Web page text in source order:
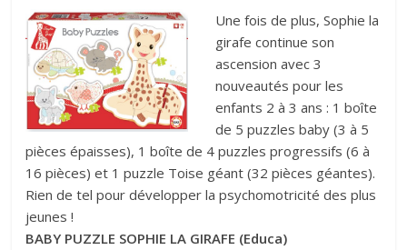
Une fois de plus, Sophie la
girafe continue son
ascension avec 3
nouveautés pour les
enfants 2 à 3 ans : 1 boîte
de 5 puzzles baby (3 à 5
pièces épaisses), 1 boîte de 4 puzzles progressifs (6 à
16 pièces) et 1 puzzle Toise géant (32 pièces géantes).
Rien de tel pour développer la psychomotricité des plus
jeunes !
BABY PUZZLE SOPHIE LA GIRAFE (Educa)